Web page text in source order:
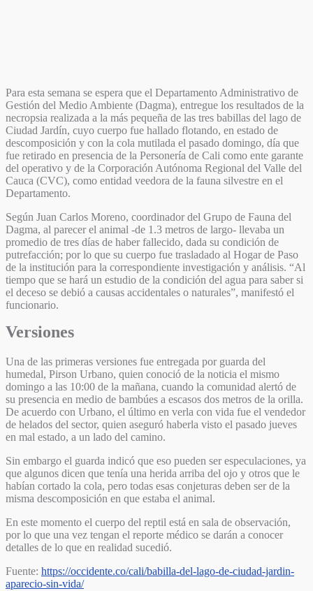
Para esta semana se espera que el Departamento Administrativo de
Gestión del Medio Ambiente (Dagma), entregue los resultados de la
necropsia realizada a la más pequeña de las tres babillas del lago de
Ciudad Jardín, cuyo cuerpo fue hallado flotando, en estado de
descomposición y con la cola mutilada el pasado domingo, día que
fue retirado en presencia de la Personería de Cali como ente garante
del operativo y de la Corporación Autónoma Regional del Valle del
Cauca (CVC), como entidad veedora de la fauna silvestre en el
Departamento.
Según Juan Carlos Moreno, coordinador del Grupo de Fauna del
Dagma, al parecer el animal -de 1.3 metros de largo- llevaba un
promedio de tres días de haber fallecido, dada su condición de
putrefacción; por lo que su cuerpo fue trasladado al Hogar de Paso
de la institución para la correspondiente investigación y análisis. “Al
tiempo que se hará un estudio de la condición del agua para saber si
el deceso se debió a causas accidentales o naturales”, manifestó el
funcionario.
Versiones
Una de las primeras versiones fue entregada por guarda del
humedal, Pirson Urbano, quien conoció de la noticia el mismo
domingo a las 10:00 de la mañana, cuando la comunidad alertó de
su presencia en medio de bambúes a escasos dos metros de la orilla.
De acuerdo con Urbano, el último en verla con vida fue el vendedor
de helados del sector, quien aseguró haberla visto el pasado jueves
en mal estado, a un lado del camino.
Sin embargo el guarda indicó que eso pueden ser especulaciones, ya
que algunos dicen que tenía una herida arriba del ojo y otros que le
habían cortado la cola, pero todas esas conjeturas deben ser de la
misma descomposición en que estaba el animal.
En este momento el cuerpo del reptil está en sala de observación,
por lo que una vez tengan el reporte médico se darán a conocer
detalles de lo que en realidad sucedió.
Fuente: https://occidente.co/cali/babilla-del-lago-de-ciudad-jardin-
aparecio-sin-vida/